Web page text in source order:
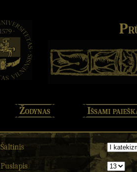
Žodynas Išsami
Šaltinis
Puslapis